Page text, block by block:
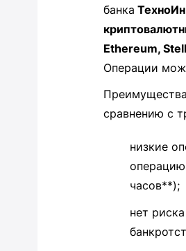
банка
Ethereum,
Операции
сравнению с
низкие
операцию
часов**);
нет